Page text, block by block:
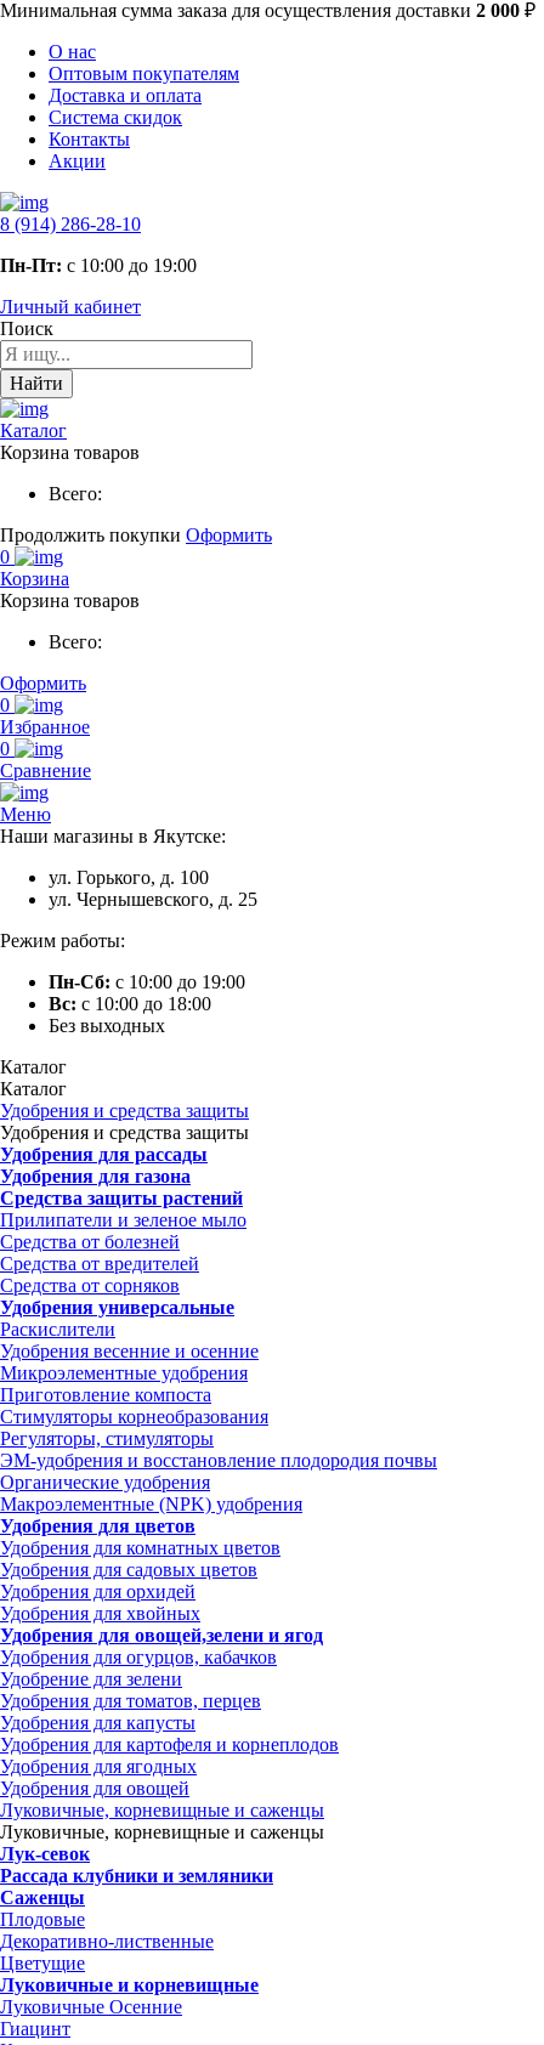
Минимальная сумма заказа для осуществления доставки 2 000 ₽
О нас
Оптовым покупателям
Доставка и оплата
Система скидок
Контакты
Акции
8 (914) 286-28-10
Пн-Пт: с 10:00 до 19:00
Личный кабинет
Поиск
Найти
Каталог
Корзина товаров
Всего:
Продолжить покупки Оформить
0
Корзина
Корзина товаров
Всего:
Оформить
0
Избранное
0
Сравнение
Меню
Наши магазины в Якутске:
ул. Горького, д. 100
ул. Чернышевского, д. 25
Режим работы:
Пн-Сб: с 10:00 до 19:00
Вс: с 10:00 до 18:00
Без выходных
Каталог
Каталог
Удобрения и средства защиты
Удобрения и средства защиты
Удобрения для рассады
Удобрения для газона
Средства защиты растений
Прилипатели и зеленое мыло
Средства от болезней
Средства от вредителей
Средства от сорняков
Удобрения универсальные
Раскислители
Удобрения весенние и осенние
Микроэлементные удобрения
Приготовление компоста
Стимуляторы корнеобразования
Регуляторы, стимуляторы
ЭМ-удобрения и восстановление плодородия почвы
Органические удобрения
Макроэлементные (NPK) удобрения
Удобрения для цветов
Удобрения для комнатных цветов
Удобрения для садовых цветов
Удобрения для орхидей
Удобрения для хвойных
Удобрения для овощей,зелени и ягод
Удобрения для огурцов, кабачков
Удобрение для зелени
Удобрения для томатов, перцев
Удобрения для капусты
Удобрения для картофеля и корнеплодов
Удобрения для ягодных
Удобрения для овощей
Луковичные, корневищные и саженцы
Луковичные, корневищные и саженцы
Лук-севок
Рассада клубники и земляники
Саженцы
Плодовые
Декоративно-лиственные
Цветущие
Луковичные и корневищные
Луковичные Осенние
Гиацинт